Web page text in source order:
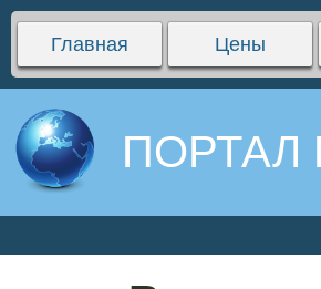
Главная Цены
ПОРТАЛ